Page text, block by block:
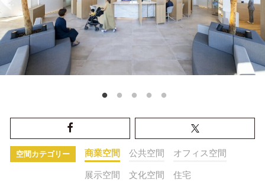
空間カテゴリー 商業空間 公共空間 オフィス空間
展示空間 文化空間 住宅